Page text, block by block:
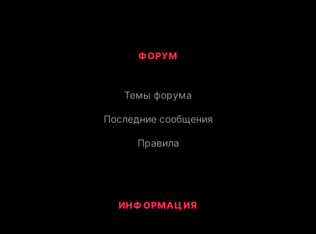
ФОРУМ
Темы форума
Последние сообщения
Правила
ИНФОРМАЦИЯ